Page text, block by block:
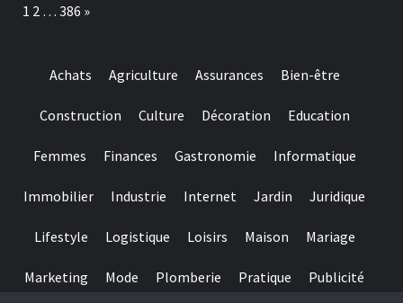
einen
verlustig
Page:
1 2 … 386 Next
»
Achats Agriculture Assurances Bien-être
Construction Culture Décoration Education
Femmes Finances Gastronomie Informatique
Immobilier Industrie Internet Jardin Juridique
Lifestyle Logistique Loisirs Maison Mariage
Marketing Mode Plomberie Pratique Publicité